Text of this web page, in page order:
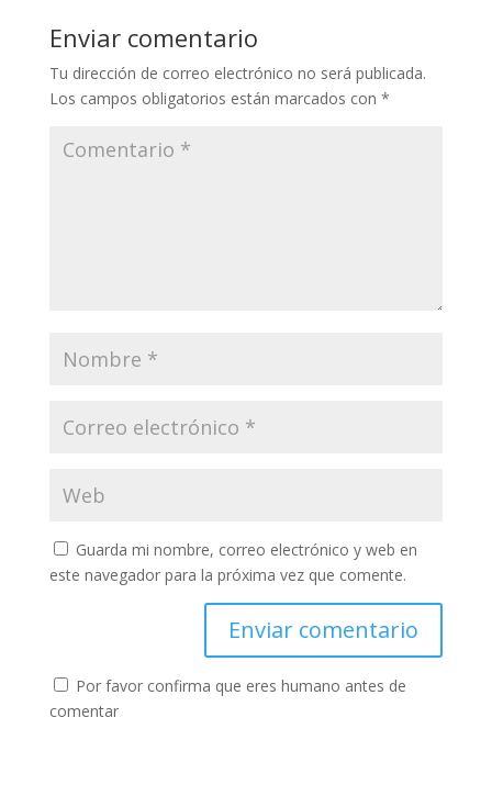
Enviar comentario
Tu dirección de correo electrónico no será publicada.
Los campos obligatorios están marcados con *
Guarda mi nombre, correo electrónico y web en
este navegador para la próxima vez que comente.
Por favor confirma que eres humano antes de
comentar